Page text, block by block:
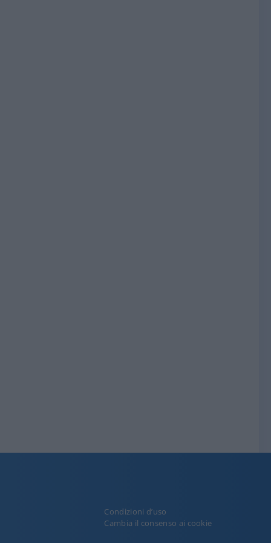
Condizioni d’uso
Cambia il consenso ai cookie